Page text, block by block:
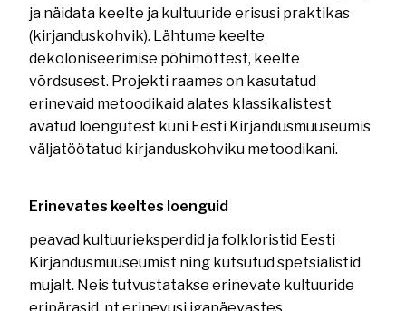
ja näidata keelte ja kultuuride erisusi praktikas
(kirjanduskohvik). Lähtume keelte
dekoloniseerimise põhimõttest, keelte
võrdsusest. Projekti raames on kasutatud
erinevaid metoodikaid alates klassikalistest
avatud loengutest kuni Eesti Kirjandusmuuseumis
väljatöötatud kirjanduskohviku metoodikani.
Erinevates keeltes loenguid
peavad kultuurieksperdid ja folkloristid Eesti
Kirjandusmuuseumist ning kutsutud spetsialistid
mujalt. Neis tutvustatakse erinevate kultuuride